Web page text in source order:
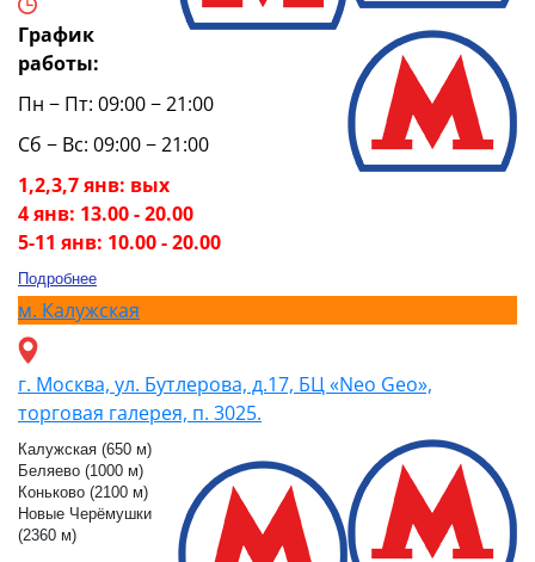
График
работы:
Пн − Пт: 09:00 − 21:00
Сб − Вс: 09:00 − 21:00
1,2,3,7 янв: вых
4 янв: 13.00 - 20.00
5-11 янв: 10.00 - 20.00
Подробнее
м. Калужская
г. Москва, ул. Бутлерова, д.17, БЦ «Neo Geo»,
торговая галерея, п. 3025.
Калужская (650 м)
Беляево (1000 м)
Коньково (2100 м)
Новые Черёмушки
(2360 м)